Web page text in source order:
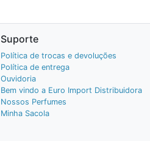
Suporte
Política de trocas e devoluções
Política de entrega
Ouvidoria
Bem vindo a Euro Import Distribuidora
Nossos Perfumes
Minha Sacola